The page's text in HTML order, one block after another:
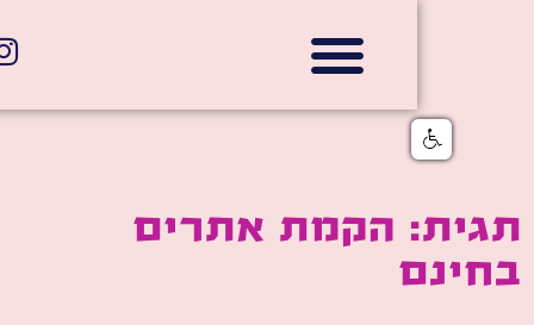
הקמת אתרים